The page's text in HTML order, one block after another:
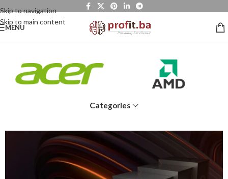
Skip to navigation
Skip to main content
MENU
Categories